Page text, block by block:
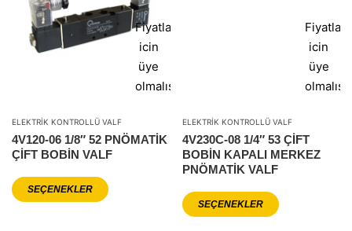
Fiyatlar
icin
üye
olmalısınız
ELEKTRIK KONTROLLÜ VALF
4V120-06 1/8″ 52 PNÖMATİK
ÇİFT BOBİN VALF
SEÇENEKLER
Fiyatlar
icin
üye
ELEKTRIK KONTROLLÜ VALF
4V230C-08 1/4″ 53 ÇİFT
BOBİN KAPALI MERKEZ
PNÖMATİK VALF
SEÇENEKLER